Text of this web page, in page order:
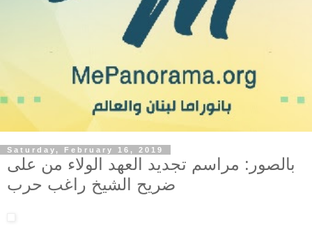
Saturday, February 16, 2019
بالصور: مراسم تجديد العهد الولاء من على
ضريح الشيخ راغب حرب